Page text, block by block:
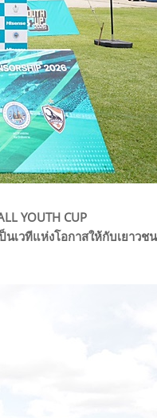
YOUTH CUP
นเวทีแห่งโอกาสให้กับเยาวชน